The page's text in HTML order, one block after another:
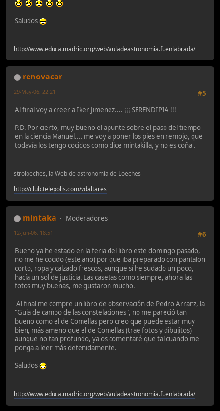
Saludos
http://www.educa.madrid.org/web/auladeastronomia.fuenlabrada/
renovacar
#5
29-May-06, 22:21
Al final voy a creer a Iker Jimenez.... ¡¡¡ SERENDIPIA !!!
P.D. Por cierto, muy bueno el apunte sobre el paso del tiempo
en la ciencia Manuel.... me voy a poner los pies en remojo, que
todavía los tengo cocidos como dice mintakilla, y no es coña..
stroloeches, la Web de astronomía de Loeches
http://club.telepolis.com/vdaltares
mintaka
Moderadores
#6
12-Jun-06, 18:51
Bueno ya he estado en la feria del libro este domingo pasado,
no me he cocido (este año) por que iba preparado con pantalon
corto, ropa y calzado frescos, aunque sí he sudado un poco,
hacía un sol de justicia. Las casetas como siempre, ahora las
fotos muy buenas, me gustaron mucho.
Al final me compre un libro de observación de Pedro Arranz, la
"Guia de campo de las constelaciones", no me pareció tan
bueno como el de Comellas pero creo que puede estar muy
bien, más ameno que el de Comellas (trae fotos y dibujitos)
aunque no tan profundo, ya os comentaré que tal cuando me
ponga a leer más detenidamente.
Saludos
http://www.educa.madrid.org/web/auladeastronomia.fuenlabrada/